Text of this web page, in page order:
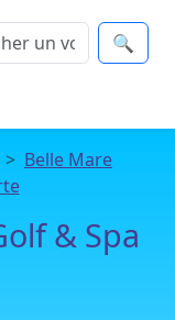
🔍
Belle Mare
& Spa